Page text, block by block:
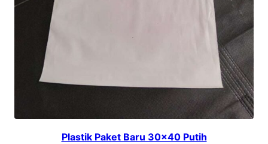
Plastik Paket Baru 30×40 Putih